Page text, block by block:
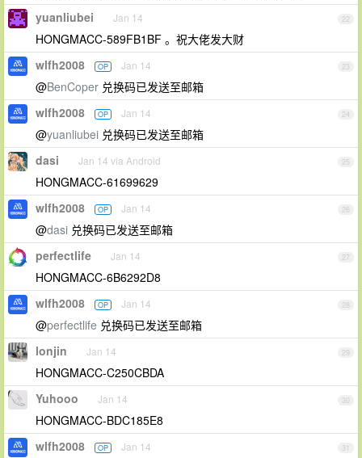
22
yuanliubei Jan 14
HONGMACC-589FB1BF 。祝大佬发大财
23
wlfh2008 OP Jan 14
@BenCoper 兑换码已发送至邮箱
24
wlfh2008 OP Jan 14
@yuanliubei 兑换码已发送至邮箱
25
dasi Jan 14 via Android
HONGMACC-61699629
26
wlfh2008 OP Jan 14
@dasi 兑换码已发送至邮箱
27
perfectlife Jan 14
HONGMACC-6B6292D8
28
wlfh2008 OP Jan 14
@perfectlife 兑换码已发送至邮箱
29
lonjin Jan 14
HONGMACC-C250CBDA
30
Yuhooo Jan 14
HONGMACC-BDC185E8
31
wlfh2008 OP Jan 14